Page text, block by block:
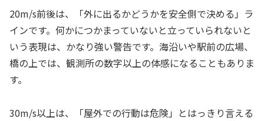
20m/s前後は、「外に出るかどうかを安全側で決める」ラ
インです。何かにつかまっていないと立っていられないと
いう表現は、かなり強い警告です。海沿いや駅前の広場、
橋の上では、観測所の数字以上の体感になることもありま
す。
30m/s以上は、「屋外での行動は危険」とはっきり言える